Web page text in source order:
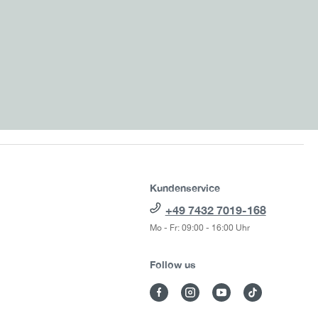
Kundenservice
+49 7432 7019-168
Mo - Fr: 09:00 - 16:00 Uhr
Follow us